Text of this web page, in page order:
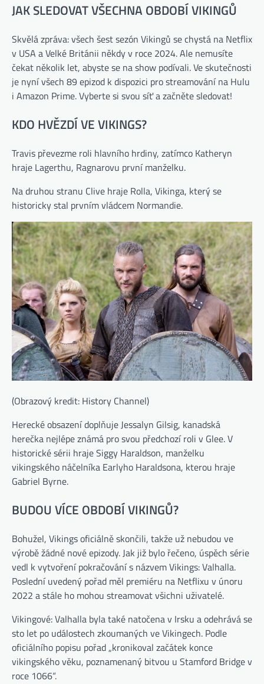
JAK SLEDOVAT VŠECHNA OBDOBÍ VIKINGŮ
Skvělá zpráva: všech šest sezón Vikingů se chystá na Netflix
v USA a Velké Británii někdy v roce 2024. Ale nemusíte
čekat několik let, abyste se na show podívali. Ve skutečnosti
je nyní všech 89 epizod k dispozici pro streamování na Hulu
i Amazon Prime. Vyberte si svou síť a začněte sledovat!
KDO HVĚZDÍ VE VIKINGS?
Travis převezme roli hlavního hrdiny, zatímco Katheryn
hraje Lagerthu, Ragnarovu první manželku.
Na druhou stranu Clive hraje Rolla, Vikinga, který se
historicky stal prvním vládcem Normandie.
(Obrazový kredit: History Channel)
Herecké obsazení doplňuje Jessalyn Gilsig, kanadská
herečka nejlépe známá pro svou předchozí roli v Glee. V
historické sérii hraje Siggy Haraldson, manželku
vikingského náčelníka Earlyho Haraldsona, kterou hraje
Gabriel Byrne.
BUDOU VÍCE OBDOBÍ VIKINGŮ?
Bohužel, Vikings oficiálně skončili, takže už nebudou ve
výrobě žádné nové epizody. Jak již bylo řečeno, úspěch série
vedl k vytvoření pokračování s názvem Vikings: Valhalla.
Poslední uvedený pořad měl premiéru na Netflixu v únoru
2022 a stále ho mohou streamovat všichni uživatelé.
Vikingové: Valhalla byla také natočena v Irsku a odehrává se
sto let po událostech zkoumaných ve Vikingech. Podle
oficiálního popisu pořad „kronikoval začátek konce
vikingského věku, poznamenaný bitvou u Stamford Bridge v
roce 1066“.